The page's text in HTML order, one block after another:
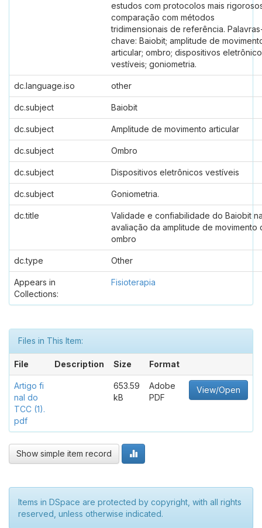
estudos com protocolos mais
comparação com métodos
tridimensionais de referência.
chave: Baiobit; amplitude de
articular; ombro; dispositivos
vestíveis; goniometria.
dc.language.iso other
dc.subject Baiobit
dc.subject Amplitude de movimento articular
dc.subject Ombro
dc.subject Dispositivos eletrônicos vestíveis
dc.subject Goniometria.
dc.title
Validade e confiabilidade do Baiobit
avaliação da amplitude de movimento
ombro
dc.type Other
Appears in
Collections:
Fisioterapia
Files in This Item:
File Description Size Format
Artigo fi
nal do
TCC (1).
pdf
653.59
kB
Adobe
PDF
View/Open
Show simple item record
Items in DSpace are protected by copyright, with all rights
reserved, unless otherwise indicated.